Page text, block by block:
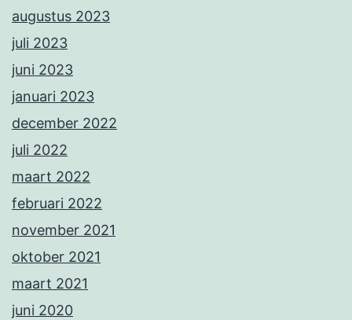
augustus 2023
juli 2023
juni 2023
januari 2023
december 2022
juli 2022
maart 2022
februari 2022
november 2021
oktober 2021
maart 2021
juni 2020